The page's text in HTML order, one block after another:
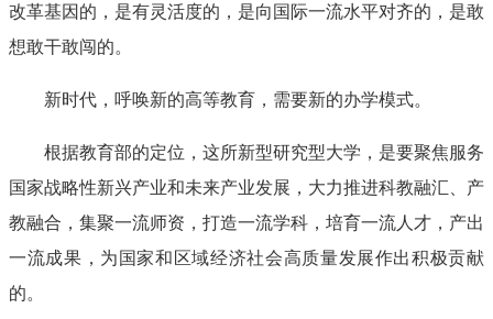
改革基因的，是有灵活度的，是向国际一流水平对齐的，是敢
想敢干敢闯的。
新时代，呼唤新的高等教育，需要新的办学模式。
根据教育部的定位，这所新型研究型大学，是要聚焦服务
国家战略性新兴产业和未来产业发展，大力推进科教融汇、产
教融合，集聚一流师资，打造一流学科，培育一流人才，产出
一流成果，为国家和区域经济社会高质量发展作出积极贡献
的。